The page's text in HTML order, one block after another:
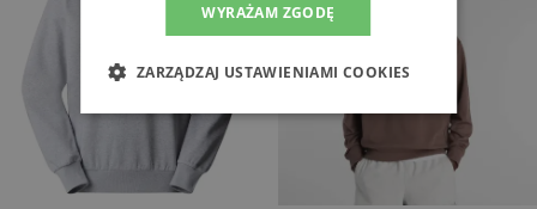
WYRAŻAM ZGODĘ
ZARZĄDZAJ USTAWIENIAMI COOKIES